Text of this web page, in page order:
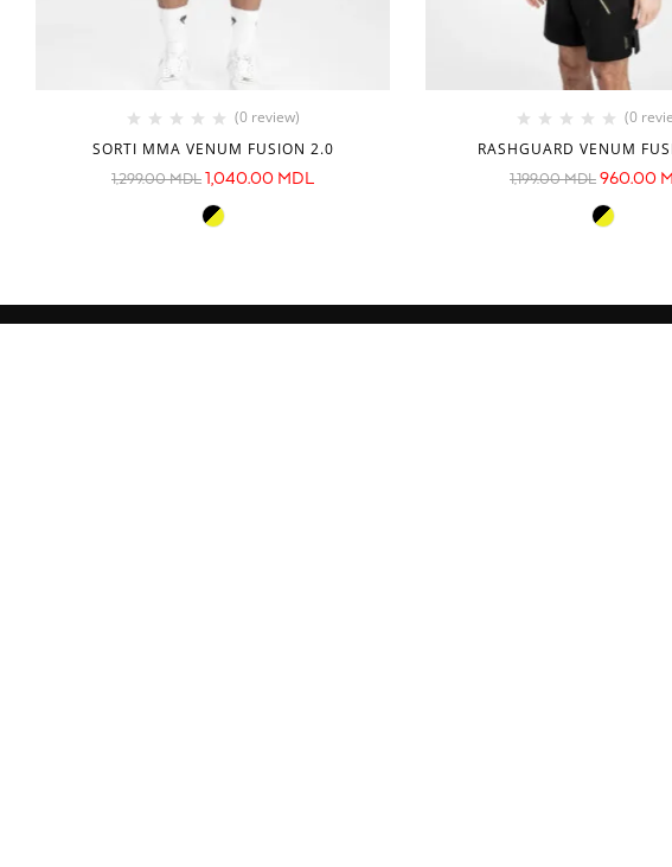
(0 review)
SORTI MMA VENUM FUSION 2.0
1,299.00MDL 1,040.00 MDL
(0
RASHGUARD VENUM
1,199.00MDL 960.00